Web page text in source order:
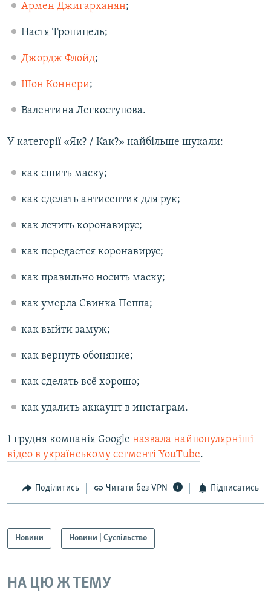
Армен Джигарханян;
Настя Тропицель;
Джордж Флойд;
Шон Коннери;
Валентина Легкоступова.
У категорії «Як? / Как?» найбільше шукали:
как сшить маску;
как сделать антисептик для рук;
как лечить коронавирус;
как передается коронавирус;
как правильно носить маску;
как умерла Свинка Пеппа;
как выйти замуж;
как вернуть обоняние;
как сделать всё хорошо;
как удалить аккаунт в инстаграм.
1 грудня компанія Google назвала найпопулярніші
відео в українському сегменті YouTube.
Поділитись Читати без VPN Підписатись
Новини Новини | Суспільство
НА ЦЮ Ж ТЕМУ